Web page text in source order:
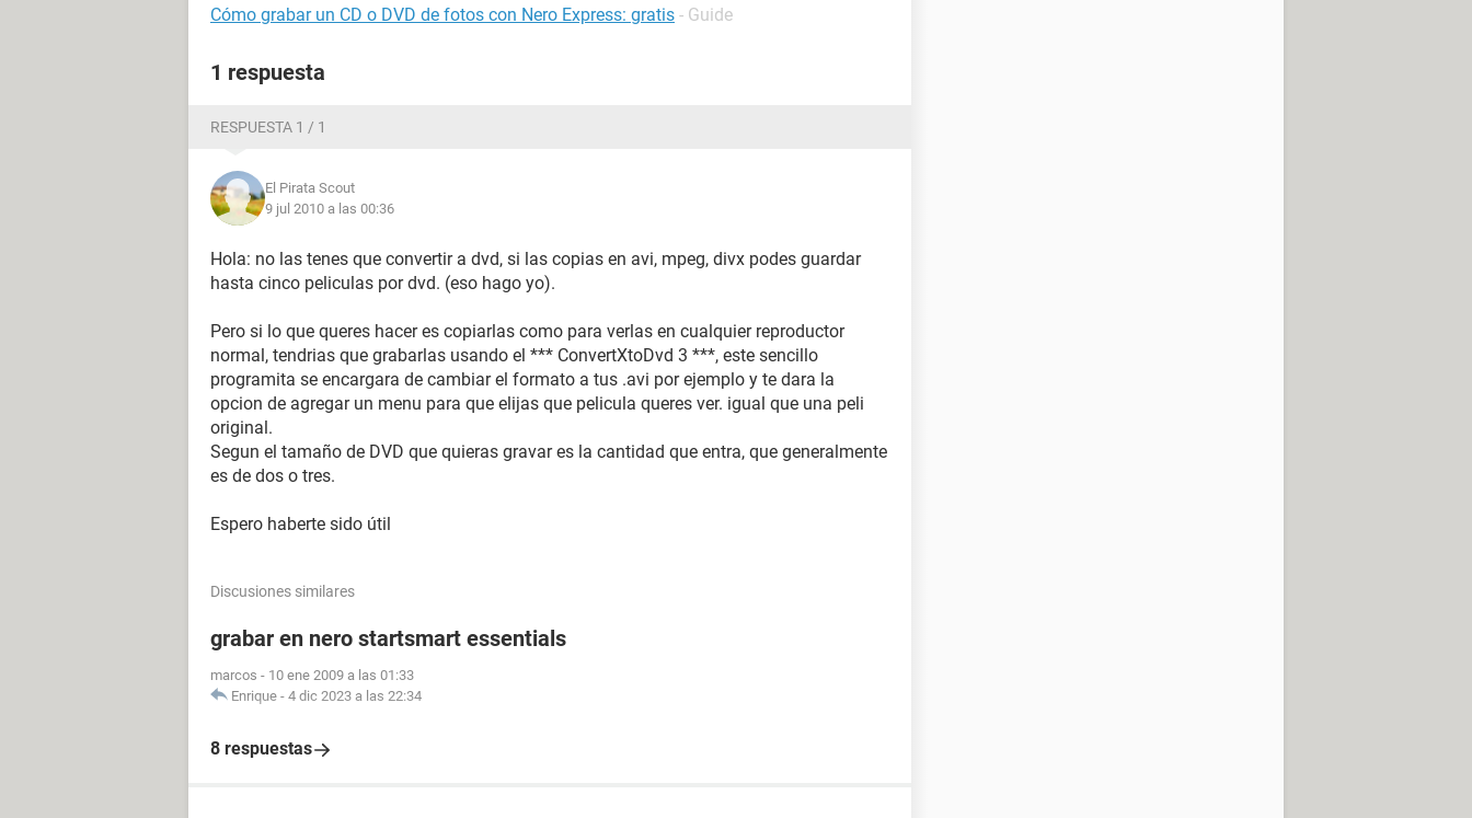
Cómo grabar un CD o DVD de fotos con Nero Express: gratis - Guide
1 respuesta
RESPUESTA 1 / 1
El Pirata Scout
9 jul 2010 a las 00:36
Hola: no las tenes que convertir a dvd, si las copias en avi, mpeg, divx podes guardar
hasta cinco peliculas por dvd. (eso hago yo).
Pero si lo que queres hacer es copiarlas como para verlas en cualquier reproductor
normal, tendrias que grabarlas usando el *** ConvertXtoDvd 3 ***, este sencillo
programita se encargara de cambiar el formato a tus .avi por ejemplo y te dara la
opcion de agregar un menu para que elijas que pelicula queres ver. igual que una peli
original.
Segun el tamaño de DVD que quieras gravar es la cantidad que entra, que generalmente
es de dos o tres.
Espero haberte sido útil
Discusiones similares
grabar en nero startsmart essentials
marcos - 10 ene 2009 a las 01:33
Enrique - 4 dic 2023 a las 22:34
8 respuestas